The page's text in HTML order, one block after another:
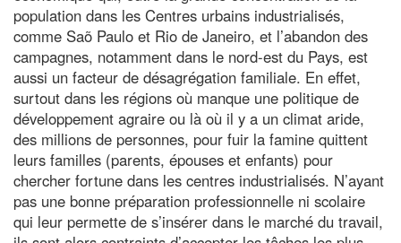
population dans les Centres urbains industrialisés,
comme Saõ Paulo et Rio de Janeiro, et l’abandon des
campagnes, notamment dans le nord-est du Pays, est
aussi un facteur de désagrégation familiale. En effet,
surtout dans les régions où manque une politique de
développement agraire ou là où il y a un climat aride,
des millions de personnes, pour fuir la famine quittent
leurs familles (parents, épouses et enfants) pour
chercher fortune dans les centres industrialisés. N’ayant
pas une bonne préparation professionnelle ni scolaire
qui leur permette de s’insérer dans le marché du travail,